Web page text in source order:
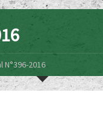
N°396-2016